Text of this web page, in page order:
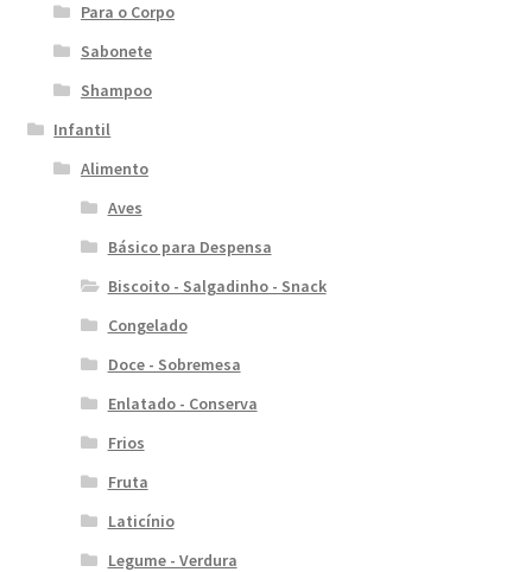
Para o Corpo
Sabonete
Shampoo
Infantil
Alimento
Aves
Básico para Despensa
Biscoito - Salgadinho - Snack
Congelado
Doce - Sobremesa
Enlatado - Conserva
Frios
Fruta
Laticínio
Legume - Verdura